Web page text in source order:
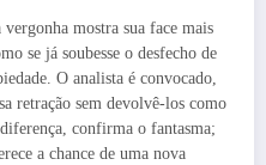
mostra sua face mais
se já soubesse o desfecho de
O analista é convocado,
retração sem devolvê-los como
confirma o fantasma;
a chance de uma nova